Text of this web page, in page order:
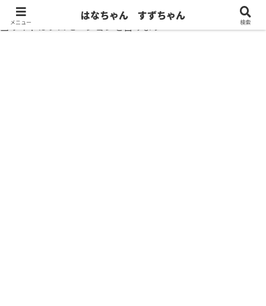
当サイトはプロモーションを含みます
メニュー
はなちゃん すずちゃん
検索